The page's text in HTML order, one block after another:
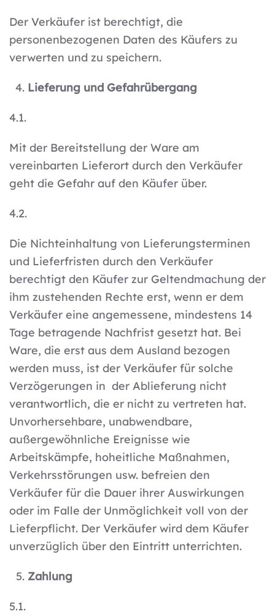
Der Verkäufer ist berechtigt, die
personenbezogenen Daten des Käufers zu
verwerten und zu speichern.
Lieferung und Gefahrübergang
4.1.
Mit der Bereitstellung der Ware am
vereinbarten Lieferort durch den Verkäufer
geht die Gefahr auf den Käufer über.
4.2.
Die Nichteinhaltung von Lieferungsterminen
und Lieferfristen durch den Verkäufer
berechtigt den Käufer zur Geltendmachung der
ihm zustehenden Rechte erst, wenn er dem
Verkäufer eine angemessene, mindestens 14
Tage betragende Nachfrist gesetzt hat. Bei
Ware, die erst aus dem Ausland bezogen
werden muss, ist der Verkäufer für solche
Verzögerungen in der Ablieferung nicht
verantwortlich, die er nicht zu vertreten hat.
Unvorhersehbare, unabwendbare,
außergewöhnliche Ereignisse wie
Arbeitskämpfe, hoheitliche Maßnahmen,
Verkehrsstörungen usw. befreien den
Verkäufer für die Dauer ihrer Auswirkungen
oder im Falle der Unmöglichkeit voll von der
Lieferpflicht. Der Verkäufer wird dem Käufer
unverzüglich über den Eintritt unterrichten.
Zahlung
5.1.